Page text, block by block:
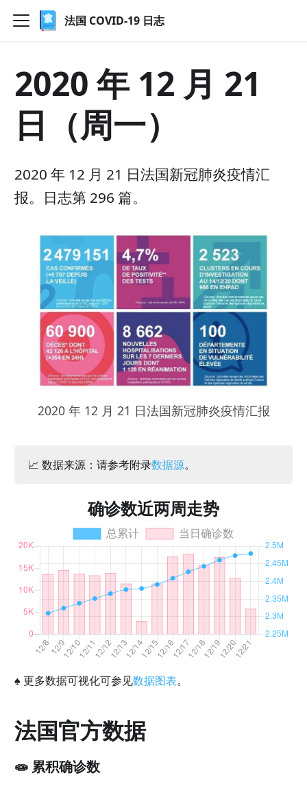
法国 COVID-19 日志
2020 年 12 月 21
日（周一）
2020 年 12 月 21 日法国新冠肺炎疫情汇
报。日志第 296 篇。
2020 年 12 月 21 日法国新冠肺炎疫情汇报
📈 数据来源：请参考附录数据源。
确诊数近两周走势
♠ 更多数据可视化可参见数据图表。
法国官方数据
🧫 累积确诊数